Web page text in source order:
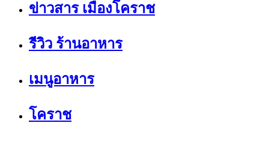
ข่าวสาร เมืองโคราช
รีวิว ร้านอาหาร
เมนูอาหาร
โคราช